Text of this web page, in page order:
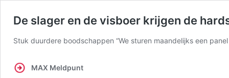
De slager en de visboer krijgen de
Stuk duurdere boodschappen “We sturen maandelijks een
MAX Meldpunt